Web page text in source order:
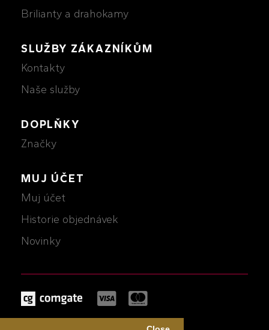
Brilianty a drahokamy
SLUŽBY ZÁKAZNÍKŮM
Kontakty
Naše služby
DOPLŇKY
Značky
MUJ ÚČET
Muj účet
Historie objednávek
Novinky